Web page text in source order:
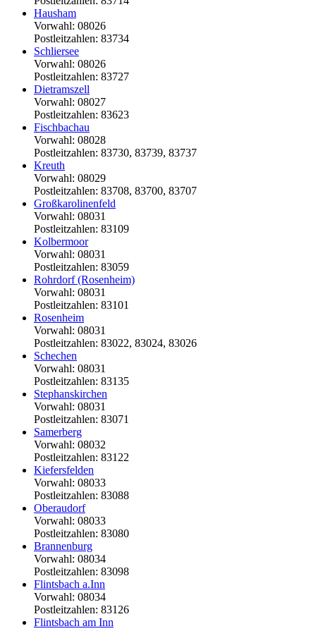
Hausham
Vorwahl: 08026
Postleitzahlen: 83734
Schliersee
Vorwahl: 08026
Postleitzahlen: 83727
Dietramszell
Vorwahl: 08027
Postleitzahlen: 83623
Fischbachau
Vorwahl: 08028
Postleitzahlen: 83730, 83739, 83737
Kreuth
Vorwahl: 08029
Postleitzahlen: 83708, 83700, 83707
Großkarolinenfeld
Vorwahl: 08031
Postleitzahlen: 83109
Kolbermoor
Vorwahl: 08031
Postleitzahlen: 83059
Rohrdorf (Rosenheim)
Vorwahl: 08031
Postleitzahlen: 83101
Rosenheim
Vorwahl: 08031
Postleitzahlen: 83022, 83024, 83026
Schechen
Vorwahl: 08031
Postleitzahlen: 83135
Stephanskirchen
Vorwahl: 08031
Postleitzahlen: 83071
Samerberg
Vorwahl: 08032
Postleitzahlen: 83122
Kiefersfelden
Vorwahl: 08033
Postleitzahlen: 83088
Oberaudorf
Vorwahl: 08033
Postleitzahlen: 83080
Brannenburg
Vorwahl: 08034
Postleitzahlen: 83098
Flintsbach a.Inn
Vorwahl: 08034
Postleitzahlen: 83126
Flintsbach am Inn